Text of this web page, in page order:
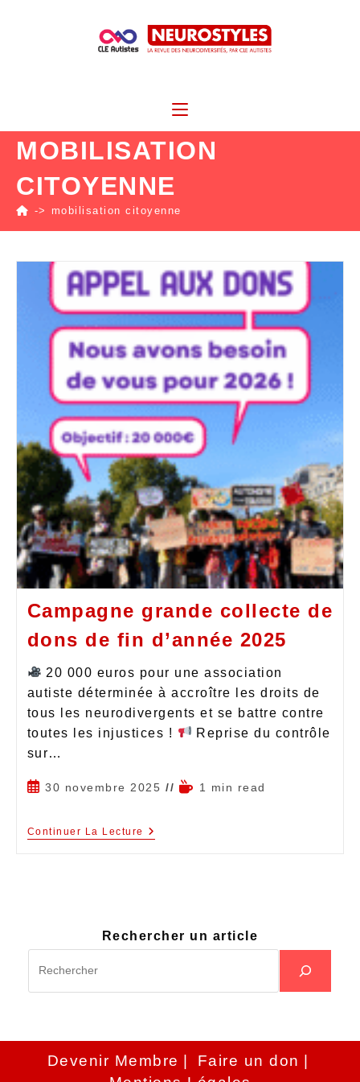
MOBILISATION
CITOYENNE
-> mobilisation citoyenne
Campagne grande collecte de
dons de fin d’année 2025
20 000 euros pour une association
autiste déterminée à accroître les droits de
tous les neurodivergents et se battre contre
toutes les injustices !
Reprise du contrôle
sur…
30 novembre 2025 1 min read
Continuer La Lecture
Rechercher un article
Devenir Membre
Faire un don